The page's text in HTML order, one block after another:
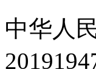
中华人